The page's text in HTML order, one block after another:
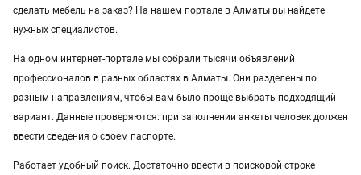
сделать мебель на заказ? На нашем портале в Алматы вы найдете
нужных специалистов.
На одном интернет-портале мы собрали тысячи объявлений
профессионалов в разных областях в Алматы. Они разделены по
разным направлениям, чтобы вам было проще выбрать подходящий
вариант. Данные проверяются: при заполнении анкеты человек должен
ввести сведения о своем паспорте.
Работает удобный поиск. Достаточно ввести в поисковой строке